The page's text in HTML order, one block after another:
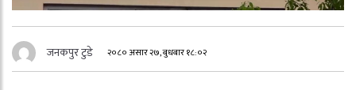
जनकपुर टुडे २०८० असार २७, बुधबार १८:०२